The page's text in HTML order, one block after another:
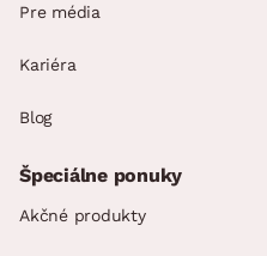
Pre média
Kariéra
Blog
Špeciálne ponuky
Akčné produkty